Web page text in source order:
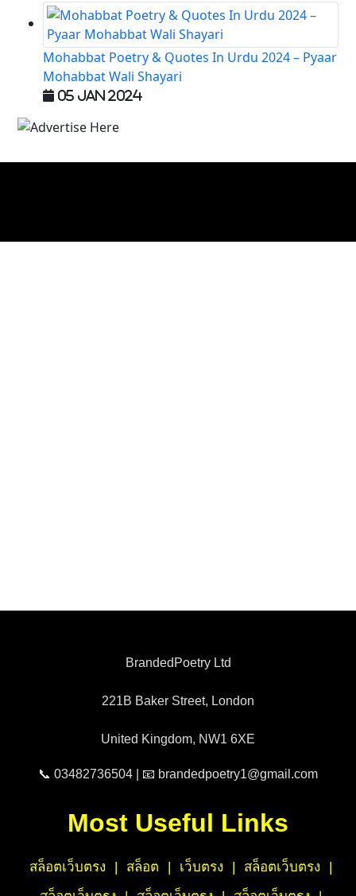
Mohabbat Poetry & Quotes In Urdu 2024 – Pyaar
Mohabbat Wali Shayari
05 Jan 2024
BrandedPoetry Ltd
221B Baker Street, London
United Kingdom, NW1 6XE
📞 03482736504 | 📧 brandedpoetry1@gmail.com
Most Useful Links
สล็อตเว็บตรง | สล็อต | เว็บตรง | สล็อตเว็บตรง
|